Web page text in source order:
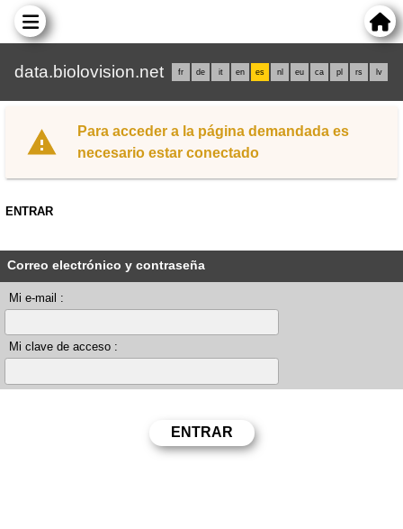
data.biolovision.net fr de it en es nl eu ca pl rs lv
Para acceder a la página demandada es
necesario estar conectado
ENTRAR
Correo electrónico y contraseña
Mi e-mail :
Mi clave de acceso :